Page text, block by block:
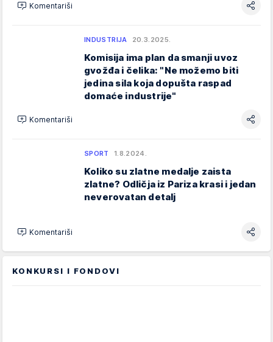
Komentariši
INDUSTRIJA 20.3.2025.
Komisija ima plan da smanji uvoz
gvožđa i čelika: "Ne možemo biti
jedina sila koja dopušta raspad
domaće industrije"
Komentariši
SPORT 1.8.2024.
Koliko su zlatne medalje zaista
zlatne? Odličja iz Pariza krasi i jedan
neverovatan detalj
Komentariši
KONKURSI I FONDOVI